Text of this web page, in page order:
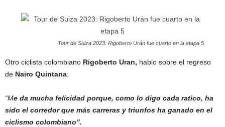
Tour de Suiza 2023: Rigoberto Urán fue cuarto en la etapa 5
Otro ciclista colombiano Rigoberto Uran, hablo sobre el regreso
de Nairo Quintana:
“Me da mucha felicidad porque, como lo digo cada ratico, ha
sido el corredor que más carreras y triunfos ha ganado en el
ciclismo colombiano”.